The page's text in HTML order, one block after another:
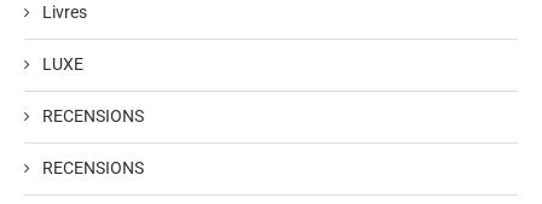
Livres
LUXE
RECENSIONS
RECENSIONS